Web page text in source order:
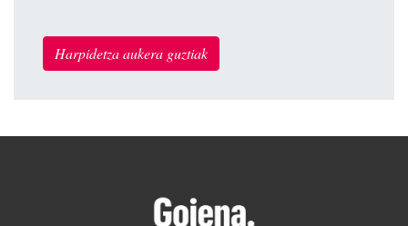
Harpidetza aukera guztiak